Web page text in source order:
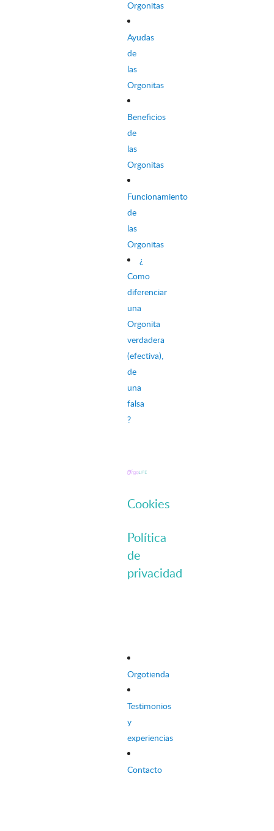
Orgonitas
Ayudas
de
las
Orgonitas
Beneficios
de
las
Orgonitas
Funcionamiento
de
las
Orgonitas
¿
Como
diferenciar
una
Orgonita
verdadera
(efectiva),
de
una
falsa
?
Cookies
Política
de
privacidad
Orgotienda
Testimonios
y
experiencias
Contacto